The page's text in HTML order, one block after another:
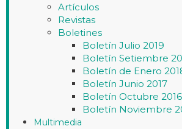
Artículos
Revistas
Boletines
Boletín Julio 2019
Boletín Setiembre
Boletín de Enero
Boletín Junio 2017
Boletín Octubre 2016
Boletín Noviembre
Multimedia